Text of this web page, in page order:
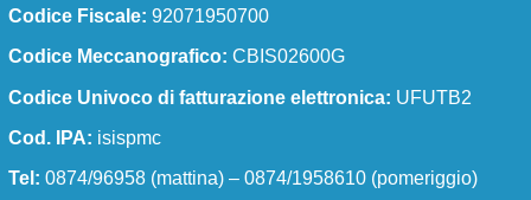
I luoghi
I luoghi della scuola
Le persone
Dirigente scolastico
Segreteria/URP
Codice Fiscale: 92071950700
Codice Meccanografico: CBIS02600G
Codice Univoco di fatturazione elettronica: UFUTB2
Cod. IPA: isispmc
Tel: 0874/96958 (mattina) – 0874/1958610 (pomeriggio)